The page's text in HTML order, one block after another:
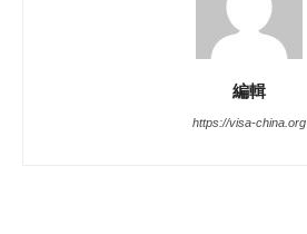
編輯
https://visa-china.org